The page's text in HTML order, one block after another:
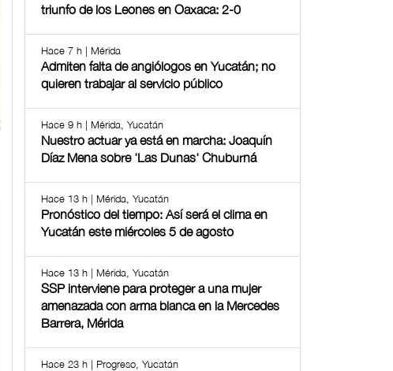
triunfo de los Leones en Oaxaca: 2-0
Hace 7 h | Mérida
Admiten falta de angiólogos en Yucatán; no
quieren trabajar al servicio público
Hace 9 h | Mérida, Yucatán
Nuestro actuar ya está en marcha: Joaquín
Díaz Mena sobre 'Las Dunas' Chuburná
Hace 13 h | Mérida, Yucatán
Pronóstico del tiempo: Así será el clima en
Yucatán este miércoles 5 de agosto
Hace 13 h | Mérida, Yucatán
SSP interviene para proteger a una mujer
amenazada con arma blanca en la Mercedes
Barrera, Mérida
Hace 23 h | Progreso, Yucatán